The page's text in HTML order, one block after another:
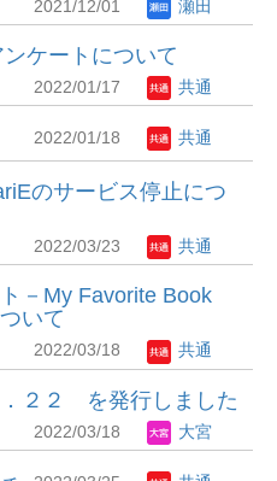
2021/12/01 瀬田
ケートについて
2022/01/17 共通
2022/01/18 共通
のサービス停止につ
2022/03/23 共通
－My Favorite Book
いて
2022/03/18 共通
．２２ を発行しました
2022/03/18 大宮